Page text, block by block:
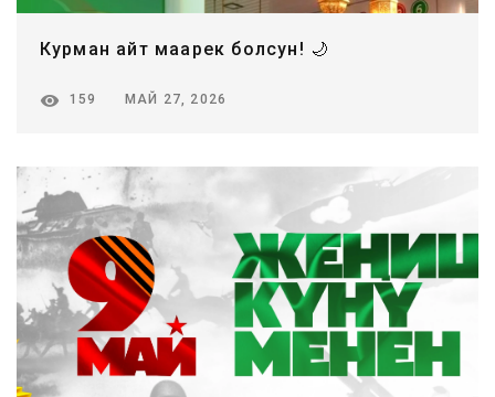
Курман айт маарек болсун! 🌙
159 МАЙ 27, 2026